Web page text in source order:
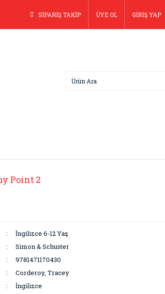
SİPARİŞ TAKİP ÜYE OL GİRİŞ YAP
Point 2
İngilizce 6-12 Yaş
Simon & Schuster
9781471170430
Corderoy, Tracey
İngilizce